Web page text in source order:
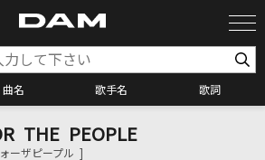
曲名 歌手名 歌詞
カラオケ検索
THE PEOPLE
ーザピープル ]